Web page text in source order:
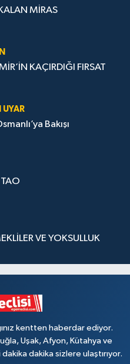
MİRAS
KAÇIRDIĞI FIRSAT
UYAR
Bakışı
VE YOKSULLUK
kentten haberdar ediyor.
Uşak, Afyon, Kütahya ve
dakika sizlere ulaştırıyor.